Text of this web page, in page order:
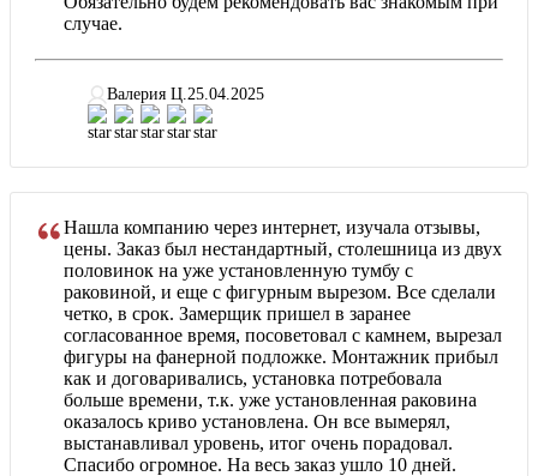
случае.
Валерия Ц. 25.04.2025
Нашла компанию через интернет, изучала отзывы,
цены. Заказ был нестандартный, столешница из двух
половинок на уже установленную тумбу с
раковиной, и еще с фигурным вырезом. Все сделали
четко, в срок. Замерщик пришел в заранее
согласованное время, посоветовал с камнем, вырезал
фигуры на фанерной подложке. Монтажник прибыл
как и договаривались, установка потребовала
больше времени, т.к. уже установленная раковина
оказалось криво установлена. Он все вымерял,
выстанавливал уровень, итог очень порадовал.
Спасибо огромное. На весь заказ ушло 10 дней.